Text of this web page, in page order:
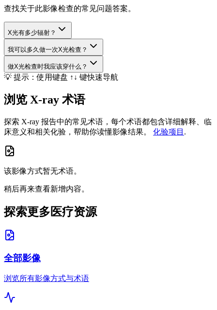
查找关于此影像检查的常见问题答案。
X光有多少辐射？
我可以多久做一次X光检查？
做X光检查时我应该穿什么？
💡 提示：使用键盘 ↑↓ 键快速导航
浏览 X-ray 术语
探索 X-ray 报告中的常见术语，每个术语都包含详细解释、临
床意义和相关化验，帮助你读懂影像结果。
化验项目 .
该影像方式暂无术语。
稍后再来查看新增内容。
探索更多医疗资源
全部影像
浏览所有影像方式与术语